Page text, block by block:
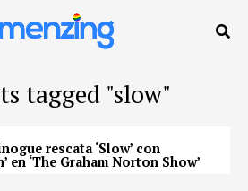
tagged "slow"
rescata ‘Slow’ con
en ‘The Graham Norton Show’